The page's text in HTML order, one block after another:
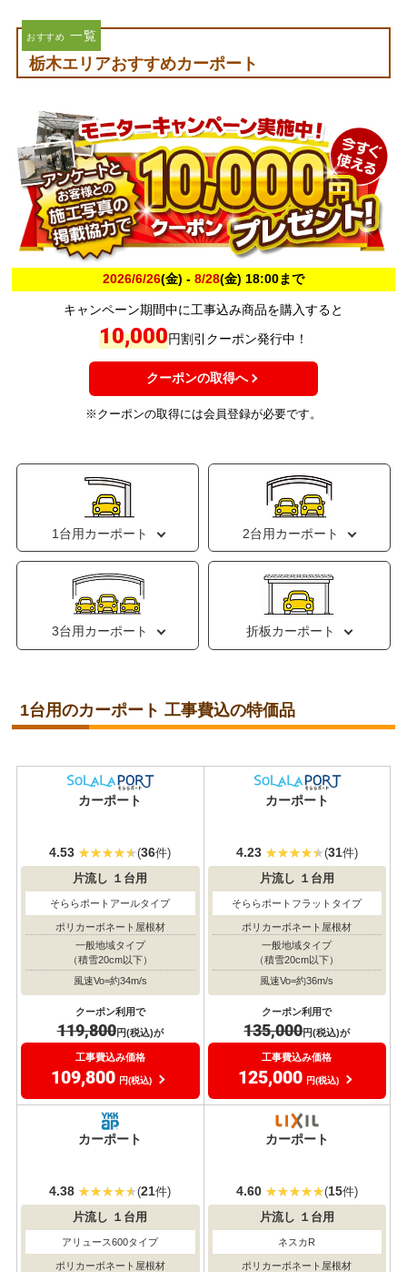
おすすめ 一覧
栃木エリアおすすめカーポート
2026/6/26(金) - 8/28(金) 18:00まで
キャンペーン期間中に工事込み商品を購入すると
10,000円割引クーポン発行中！
クーポンの取得へ
※クーポンの取得には会員登録が必要です。
1台用カーポート 2台用カーポート
3台用カーポート 折板カーポート
1台用のカーポート 工事費込の特価品
カーポート
4.53 (36件)
片流し １台用
そららポートアールタイプ
ポリカーボネート屋根材
一般地域タイプ
（積雪20cm以下）
風速Vo=約34m/s
クーポン利用で
119,800円(税込)が
工事費込み価格
109,800 円(税込)
カーポート
4.23 (31件)
片流し １台用
そららポートフラットタイプ
ポリカーボネート屋根材
一般地域タイプ
（積雪20cm以下）
風速Vo=約36m/s
クーポン利用で
135,000円(税込)が
工事費込み価格
125,000 円(税込)
カーポート
4.38 (21件)
片流し １台用
アリュース600タイプ
ポリカーボネート屋根材
カーポート
4.60 (15件)
片流し １台用
ネスカR
ポリカーボネート屋根材